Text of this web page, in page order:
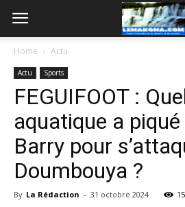
Home Actu
Actu Sports
FEGUIFOOT :
aquatique a
Barry pour
Doumbouya ?
By La Rédaction - 31 octobre 2024